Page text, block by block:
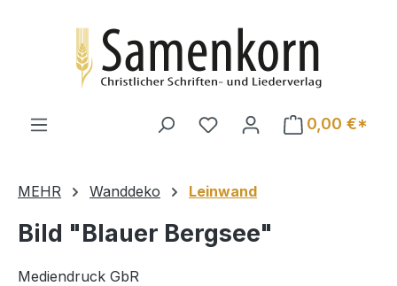
0,00 €*
MEHR Wanddeko Leinwand
Bild "Blauer Bergsee"
Mediendruck GbR